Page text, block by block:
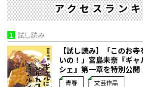
アクセスラン
1 試し読み
【試し読み】「このお
いの！」宮島未奈『ギ
シェ』第一章を特別公開
青春 文芸作品